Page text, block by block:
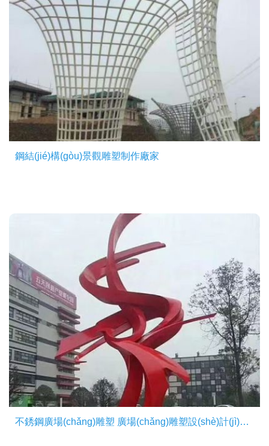
鋼結(jié)構(gòu)景觀雕塑制作廠家
不銹鋼廣場(chǎng)雕塑 廣場(chǎng)雕塑設(shè)計(jì)加工一體化